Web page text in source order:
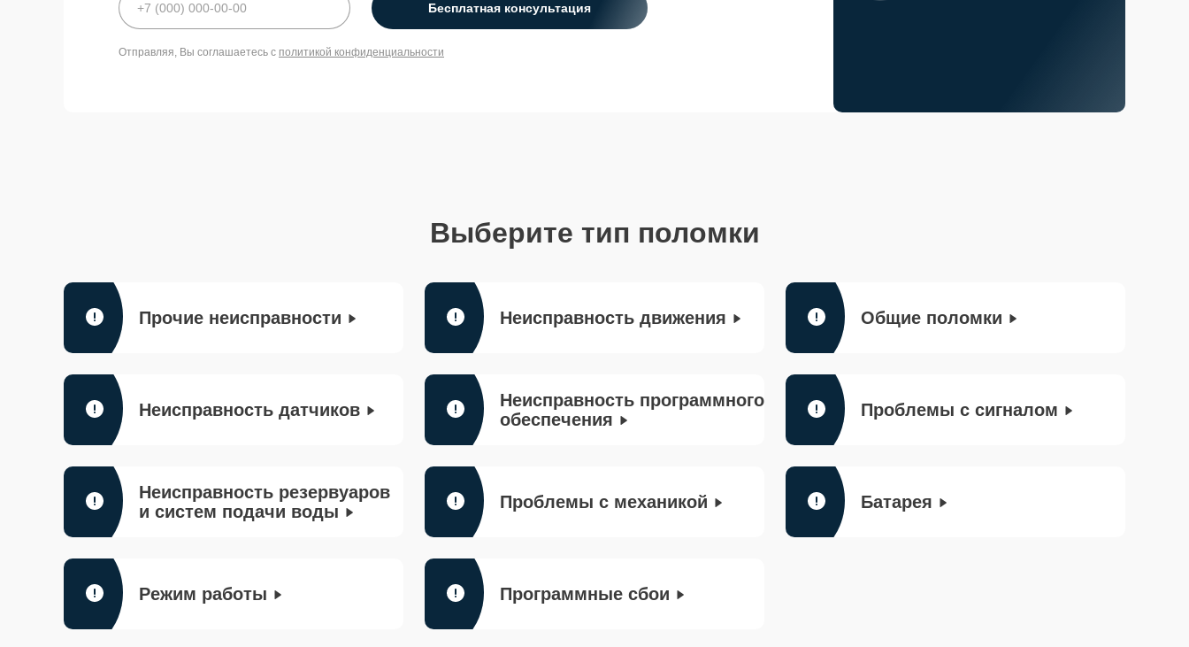
Бесплатная консультация
Отправляя, Вы соглашаетесь с политикой конфиденциальности
Выберите тип поломки
Прочие неисправности Неисправность движения Общие поломки
Неисправность датчиков
Неисправность программного
обеспечения
Проблемы с сигналом
Неисправность резервуаров
и систем подачи воды
Проблемы с механикой Батарея
Режим работы Программные сбои